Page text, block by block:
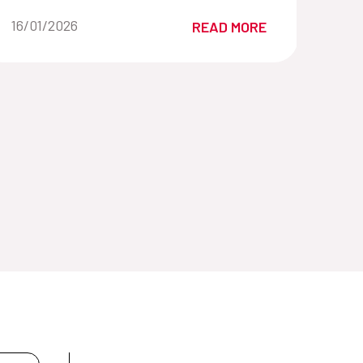
Date of the news::
16/01/2026 READ MORE